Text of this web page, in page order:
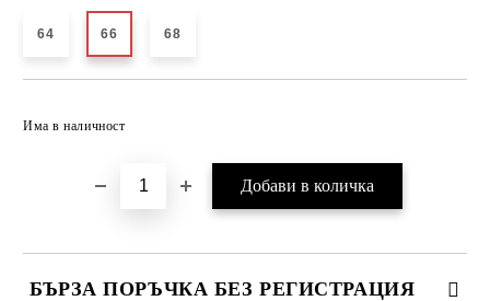
64 66 68
Има в наличност
БЪРЗА ПОРЪЧКА БЕЗ РЕГИСТРАЦИЯ